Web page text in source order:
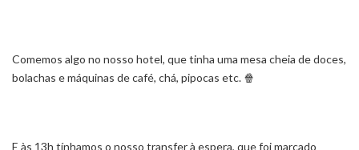
Comemos algo no nosso hotel, que tinha uma mesa cheia de doces,
bolachas e máquinas de café, chá, pipocas etc. 🍿
E às 13h tínhamos o nosso transfer à espera, que foi marcado